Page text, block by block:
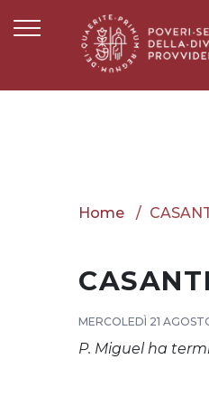
Home
MERCOLEDÌ 21
P. Miguel ha